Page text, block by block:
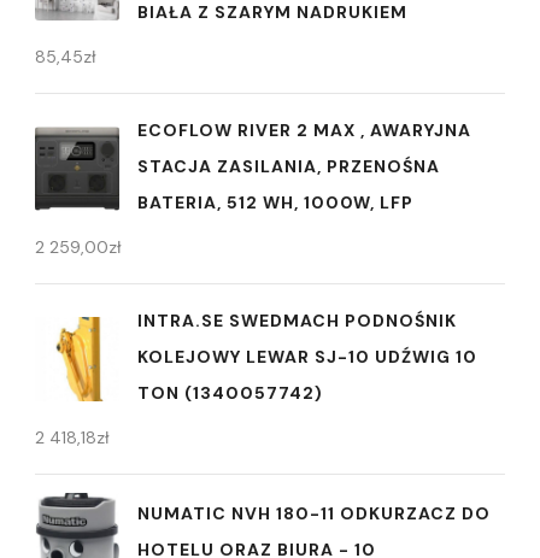
BIAŁA Z SZARYM NADRUKIEM
85,45zł
ECOFLOW RIVER 2 MAX , AWARYJNA
STACJA ZASILANIA, PRZENOŚNA
BATERIA, 512 WH, 1000W, LFP
2 259,00zł
INTRA.SE SWEDMACH PODNOŚNIK
KOLEJOWY LEWAR SJ-10 UDŹWIG 10
TON (1340057742)
2 418,18zł
NUMATIC NVH 180-11 ODKURZACZ DO
HOTELU ORAZ BIURA - 10